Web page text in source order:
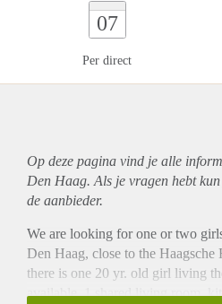
07
Per direct
Op deze pagina vind je alle
Den Haag. Als je vragen hebt
de aanbieder.
We are looking for one or two
Den Haag, close to the
there is one 20 yr. old girl living
available, 1 shared living room,